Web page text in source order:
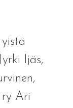
Ijäs,
Ari